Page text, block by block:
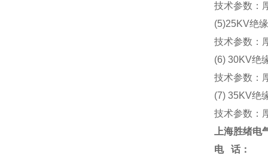
技术参数：
(5)25KV绝
技术参数：
(6) 30KV绝
技术参数：
(7) 35KV绝
技术参数：
上海胜绪电
电
话：